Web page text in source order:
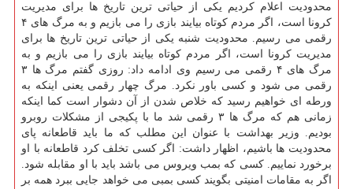
محدودیت اعلام کردیم یکی از حیاتی ترین تاریخ ها برای مدیریت
کرونا است، اگر مردم کوتاه بیایند بازی را می بازیم و به مرگ های ۴
رقمی می رسیم. محدودیت شنبه یکی از حیاتی ترین تاریخ ها برای
مدیریت کرونا است، اگر مردم کوتاه بیایند بازی را می بازیم و به
مرگ های ۴ رقمی می رسیم وی ادامه داد: روزی گفتم مرگ ها ۳
رقمی می شود و کسی باور نکرد. مرگ چهار رقمی یعنی اینکه به
ورطه ای خواهیم رسید که خلاص شدن از آن دشوار است کما اینکه
زمانی هم که مرگ ها ۳ رقمی شد ما با پکیجی از مشکلات روبرو
بودیم. وزیر بهداشت با عنوان این مطلب که ما باید قاطعانه پای
محدودیت ها باشیم، اظهار داشت: اگر کسی تخلف کرد قاطعانه با او
برخورد نماییم. کسی که بمب ویروس می باشد باید با او مقابله شود.
اگر به مقامات امنیتی بگویند کسی بمبی می خواهد جایی ببرد همه بر